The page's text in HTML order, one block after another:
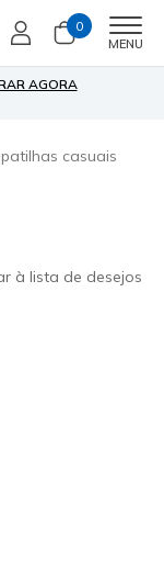
0
MENU
AGORA
casuais
à lista de desejos